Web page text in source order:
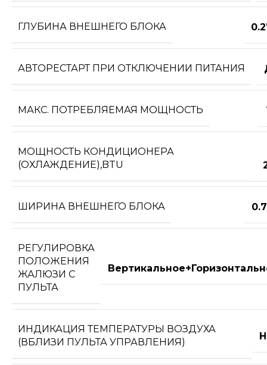
ГЛУБИНА ВНЕШНЕГО БЛОКА
АВТОРЕСТАРТ ПРИ ОТКЛЮЧЕНИИ ПИТАНИЯ
МАКС. ПОТРЕБЛЯЕМАЯ МОЩНОСТЬ
МОЩНОСТЬ КОНДИЦИОНЕРА
(ОХЛАЖДЕНИЕ),BTU
ШИРИНА ВНЕШНЕГО БЛОКА
РЕГУЛИРОВКА
ПОЛОЖЕНИЯ
ЖАЛЮЗИ С
ПУЛЬТА
ИНДИКАЦИЯ ТЕМПЕРАТУРЫ ВОЗДУХА
(ВБЛИЗИ ПУЛЬТА УПРАВЛЕНИЯ)